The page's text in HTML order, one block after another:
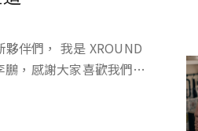
，感謝大家喜歡我們初
期間，我們一直不斷地